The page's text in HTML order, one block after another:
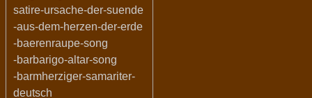
satire-ursache-der-suende
-aus-dem-herzen-der-erde
-baerenraupe-song
-barbarigo-altar-song
-barmherziger-samariter-
deutsch